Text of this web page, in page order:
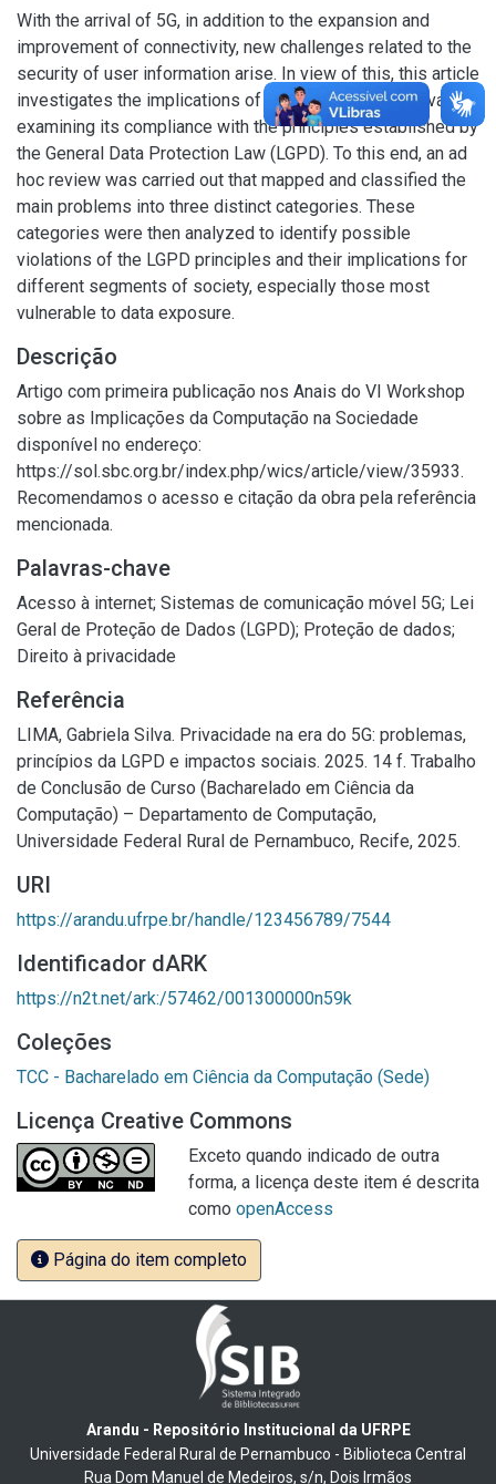
With the arrival of 5G, in addition to the expansion and
improvement of connectivity, new challenges related to the
security of user information arise. In view of this, this article
investigates the implications of 5G technology for privacy,
examining its compliance with the principles established by
the General Data Protection Law (LGPD). To this end, an ad
hoc review was carried out that mapped and classified the
main problems into three distinct categories. These
categories were then analyzed to identify possible
violations of the LGPD principles and their implications for
different segments of society, especially those most
vulnerable to data exposure.
Descrição
Artigo com primeira publicação nos Anais do VI Workshop
sobre as Implicações da Computação na Sociedade
disponível no endereço:
https://sol.sbc.org.br/index.php/wics/article/view/35933.
Recomendamos o acesso e citação da obra pela referência
mencionada.
Palavras-chave
Acesso à internet; Sistemas de comunicação móvel 5G; Lei
Geral de Proteção de Dados (LGPD); Proteção de dados;
Direito à privacidade
Referência
LIMA, Gabriela Silva. Privacidade na era do 5G: problemas,
princípios da LGPD e impactos sociais. 2025. 14 f. Trabalho
de Conclusão de Curso (Bacharelado em Ciência da
Computação) – Departamento de Computação,
Universidade Federal Rural de Pernambuco, Recife, 2025.
URI
https://arandu.ufrpe.br/handle/123456789/7544
Identificador dARK
https://n2t.net/ark:/57462/001300000n59k
Coleções
TCC - Bacharelado em Ciência da Computação (Sede)
Licença Creative Commons
Exceto quando indicado de outra
forma, a licença deste item é descrita
como openAccess
Página do item completo
Arandu - Repositório Institucional da UFRPE
Universidade Federal Rural de Pernambuco - Biblioteca Central
Rua Dom Manuel de Medeiros, s/n, Dois Irmãos